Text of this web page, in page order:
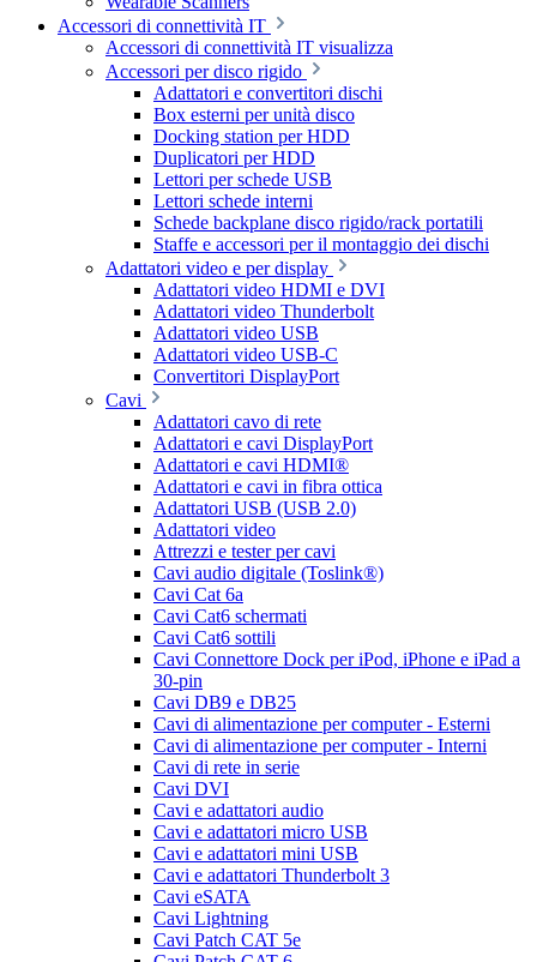
Accessori di connettività IT
Accessori di connettività IT visualizza
Accessori per disco rigido
Adattatori e convertitori dischi
Box esterni per unità disco
Docking station per HDD
Duplicatori per HDD
Lettori per schede USB
Lettori schede interni
Schede backplane disco rigido/rack portatili
Staffe e accessori per il montaggio dei dischi
Adattatori video e per display
Adattatori video HDMI e DVI
Adattatori video Thunderbolt
Adattatori video USB
Adattatori video USB-C
Convertitori DisplayPort
Cavi
Adattatori cavo di rete
Adattatori e cavi DisplayPort
Adattatori e cavi HDMI®
Adattatori e cavi in fibra ottica
Adattatori USB (USB 2.0)
Adattatori video
Attrezzi e tester per cavi
Cavi audio digitale (Toslink®)
Cavi Cat 6a
Cavi Cat6 schermati
Cavi Cat6 sottili
Cavi Connettore Dock per iPod, iPhone e iPad a
30-pin
Cavi DB9 e DB25
Cavi di alimentazione per computer - Esterni
Cavi di alimentazione per computer - Interni
Cavi di rete in serie
Cavi DVI
Cavi e adattatori audio
Cavi e adattatori micro USB
Cavi e adattatori mini USB
Cavi e adattatori Thunderbolt 3
Cavi eSATA
Cavi Lightning
Cavi Patch CAT 5e